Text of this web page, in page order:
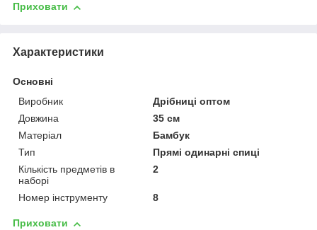
Приховати
Характеристики
Основні
Виробник
Дрібниці оптом
Довжина
35 см
Матеріал
Бамбук
Тип
Прямі одинарні спиці
Кількість предметів в
наборі
2
Номер інструменту 8
Приховати